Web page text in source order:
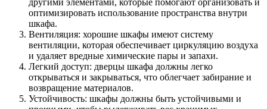
другими элементами, которые помогают организовать и
оптимизировать использование пространства внутри
шкафа.
Вентиляция: хорошие шкафы имеют систему
вентиляции, которая обеспечивает циркуляцию воздуха
и удаляет вредные химические пары и запахи.
Легкий доступ: дверцы шкафа должны легко
открываться и закрываться, что облегчает забирание и
возвращение материалов.
Устойчивость: шкафы должны быть устойчивыми и